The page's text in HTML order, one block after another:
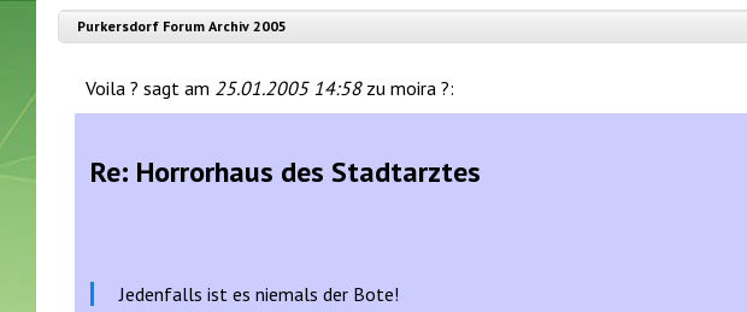
Purkersdorf Forum Archiv 2005
Voila ? sagt am 25.01.2005 14:58zu moira ?:
Re: Horrorhaus des Stadtarztes
Jedenfalls ist es niemals der Bote!